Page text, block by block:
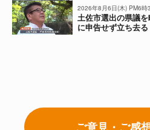
2026年8月6日(木) PM6時
土佐市選出の県議
に申告せず立ち去